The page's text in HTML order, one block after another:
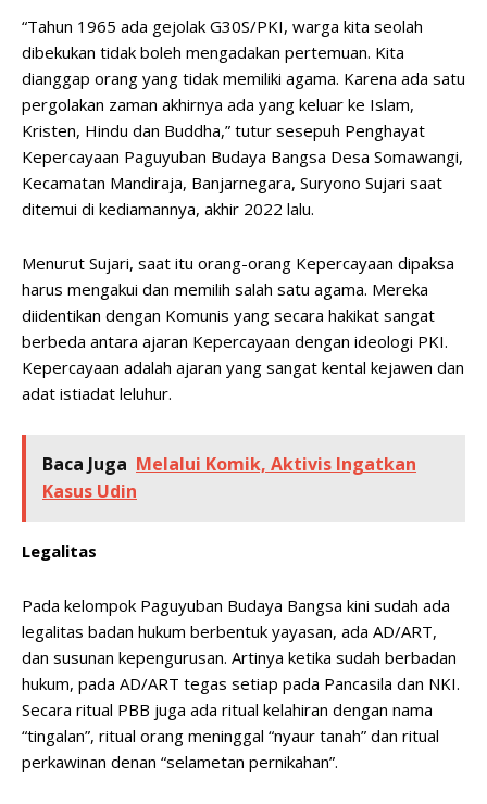
“Tahun 1965 ada gejolak G30S/PKI, warga kita seolah
dibekukan tidak boleh mengadakan pertemuan. Kita
dianggap orang yang tidak memiliki agama. Karena ada satu
pergolakan zaman akhirnya ada yang keluar ke Islam,
Kristen, Hindu dan Buddha,” tutur sesepuh Penghayat
Kepercayaan Paguyuban Budaya Bangsa Desa Somawangi,
Kecamatan Mandiraja, Banjarnegara, Suryono Sujari saat
ditemui di kediamannya, akhir 2022 lalu.
Menurut Sujari, saat itu orang-orang Kepercayaan dipaksa
harus mengakui dan memilih salah satu agama. Mereka
diidentikan dengan Komunis yang secara hakikat sangat
berbeda antara ajaran Kepercayaan dengan ideologi PKI.
Kepercayaan adalah ajaran yang sangat kental kejawen dan
adat istiadat leluhur.
Baca Juga Melalui Komik, Aktivis Ingatkan
Kasus Udin
Legalitas
Pada kelompok Paguyuban Budaya Bangsa kini sudah ada
legalitas badan hukum berbentuk yayasan, ada AD/ART,
dan susunan kepengurusan. Artinya ketika sudah berbadan
hukum, pada AD/ART tegas setiap pada Pancasila dan NKI.
Secara ritual PBB juga ada ritual kelahiran dengan nama
“tingalan”, ritual orang meninggal “nyaur tanah” dan ritual
perkawinan denan “selametan pernikahan”.